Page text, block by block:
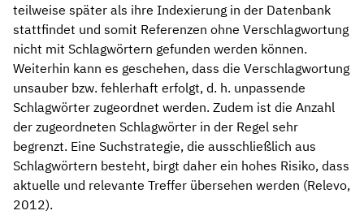
teilweise später als ihre Indexierung in der Datenbank
stattfindet und somit Referenzen ohne Verschlagwortung
nicht mit Schlagwörtern gefunden werden können.
Weiterhin kann es geschehen, dass die Verschlagwortung
unsauber bzw. fehlerhaft erfolgt, d. h. unpassende
Schlagwörter zugeordnet werden. Zudem ist die Anzahl
der zugeordneten Schlagwörter in der Regel sehr
begrenzt. Eine Suchstrategie, die ausschließlich aus
Schlagwörtern besteht, birgt daher ein hohes Risiko, dass
aktuelle und relevante Treffer übersehen werden (Relevo,
2012).